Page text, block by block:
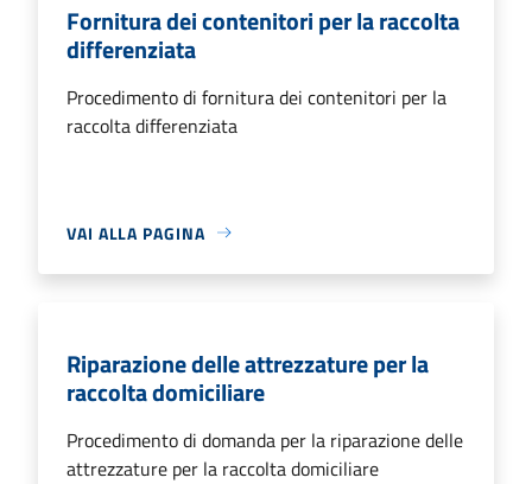
Fornitura dei contenitori per la raccolta
differenziata
Procedimento di fornitura dei contenitori per la
raccolta differenziata
VAI ALLA PAGINA
Riparazione delle attrezzature per la
raccolta domiciliare
Procedimento di domanda per la riparazione delle
attrezzature per la raccolta domiciliare